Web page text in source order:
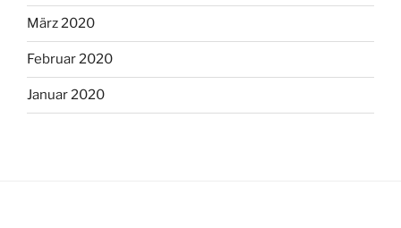
März 2020
Februar 2020
Januar 2020